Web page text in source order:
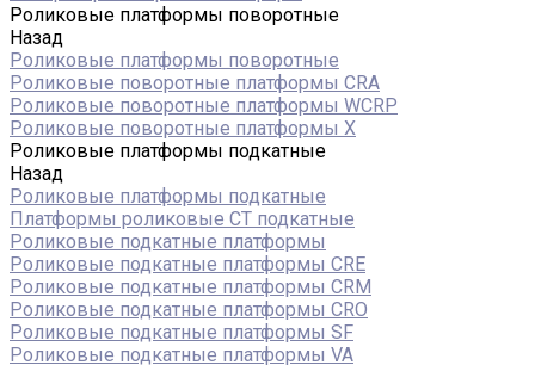
Роликовые платформы поворотные
Назад
Роликовые платформы поворотные
Роликовые поворотные платформы CRA
Роликовые поворотные платформы WCRP
Роликовые поворотные платформы X
Роликовые платформы подкатные
Назад
Роликовые платформы подкатные
Платформы роликовые СТ подкатные
Роликовые подкатные платформы
Роликовые подкатные платформы CRE
Роликовые подкатные платформы CRM
Роликовые подкатные платформы CRO
Роликовые подкатные платформы SF
Роликовые подкатные платформы VA